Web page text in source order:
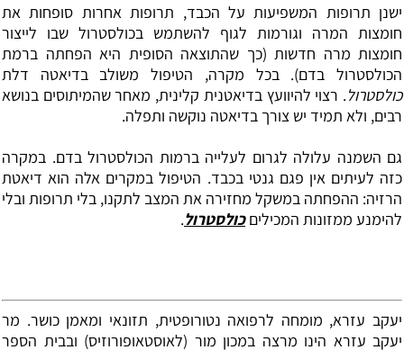
ישנן תרופות המשפיעות על הכבד, תרופות אחרות סופחות את
חומצות המרה וגורמות לגוף להשתמש בכולסטרול שבו לייצור
חומצות מרה חדשות (כך שהתוצאה הסופית היא הפחתה ברמת
הכולסטרול בדם). בכל מקרה, הטיפול משולב בדיאטה דלת
כולסטרול. רצוי להיוועץ בדיאטנית קלינית, מאחר שהמיתוסים בנושא
רבים, ולא תמיד יש צורך בדיאטה נוקשה ותפלה.
גם השמנה עלולה לגרום לעלייה ברמות הכולסטרול בדם. במקרה
כזה לעיתים אין פגם גנטי בכבד. הטיפול במקרים אלה הוא דיאטת
הרזיה: ההפחתה במשקל מחזירה את המצב לתקנו, בלי תרופות ובלי
להימנע ממזונות המכיליםכולסטרול.
יעקב עזרא, מומחה לרפואה נטורופטית, תזונאי ומאמן כושר. מר
יעקב עזרא הינו מרצה במכון מור (לאוסטאופורוזיס) ובבית הספר